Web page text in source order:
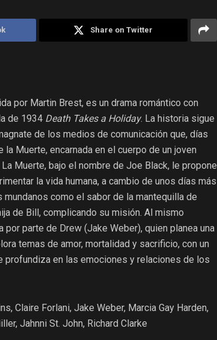
Share on Twitter
por Martin Brest, es un drama romántico con
de 1934 Death Takes a Holiday. La historia sigue
de los medios de comunicación que, días
Muerte, encarnada en el cuerpo de un joven
Muerte, bajo el nombre de Joe Black, le propone
la vida humana, a cambio de unos días más
como el sabor de la mantequilla de
de Bill, complicando su misión. Al mismo
parte de Drew (Jake Weber), quien planea una
temas de amor, mortalidad y sacrificio, con un
profundiza en las emociones y relaciones de los
Claire Forlani, Jake Weber, Marcia Gay Harden,
Jahnni St. John, Richard Clarke